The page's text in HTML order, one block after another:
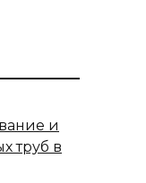
и
труб в